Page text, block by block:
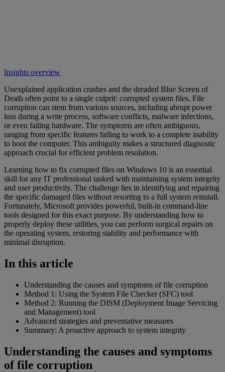
Insights overview
Unexplained application crashes and the dreaded Blue Screen of
Death often point to a single culprit: corrupted system files. File
corruption can stem from various sources, including abrupt power
loss during a write process, software conflicts, malware infections,
or even failing hardware. The symptoms are often ambiguous,
ranging from specific features failing to work to a complete inability
to boot the computer. This ambiguity makes a structured diagnostic
approach crucial for efficient problem resolution.
Learning how to fix corrupted files on Windows 10 is an essential
skill for any IT professional tasked with maintaining system integrity
and user productivity. The challenge lies in identifying and repairing
the specific damaged files without resorting to a full system reinstall.
Fortunately, Microsoft provides powerful, built-in command-line
tools designed for this exact purpose. By understanding how to
properly deploy these utilities, you can perform surgical repairs on
the operating system, restoring stability and performance with
minimal disruption.
In this article
Understanding the causes and symptoms of file corruption
Method 1: Using the System File Checker (SFC) tool
Method 2: Running the DISM (Deployment Image Servicing
and Management) tool
Advanced strategies and preventative measures
Summary: A proactive approach to system integrity
Understanding the causes and symptoms
of file corruption